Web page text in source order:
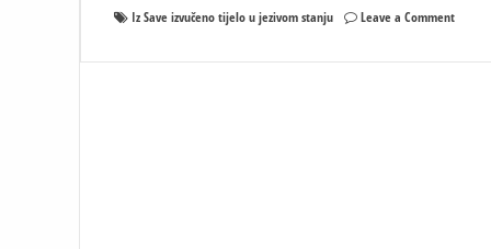
Iz Save izvučeno tijelo u jezivom stanju Leave a Commenton
Save